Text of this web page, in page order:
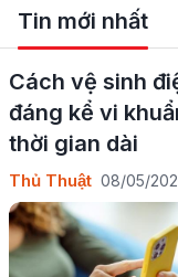
Tin mới nhất
Cách vệ sinh
đáng kể vi
thời gian dài
Thủ Thuật 08/05/